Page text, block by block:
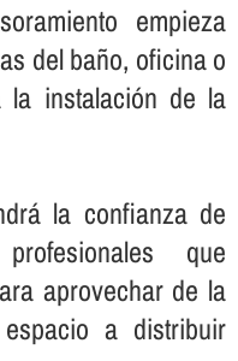
empieza
del baño, oficina o
la instalación de la
la confianza de
que
aprovechar de la
a distribuir